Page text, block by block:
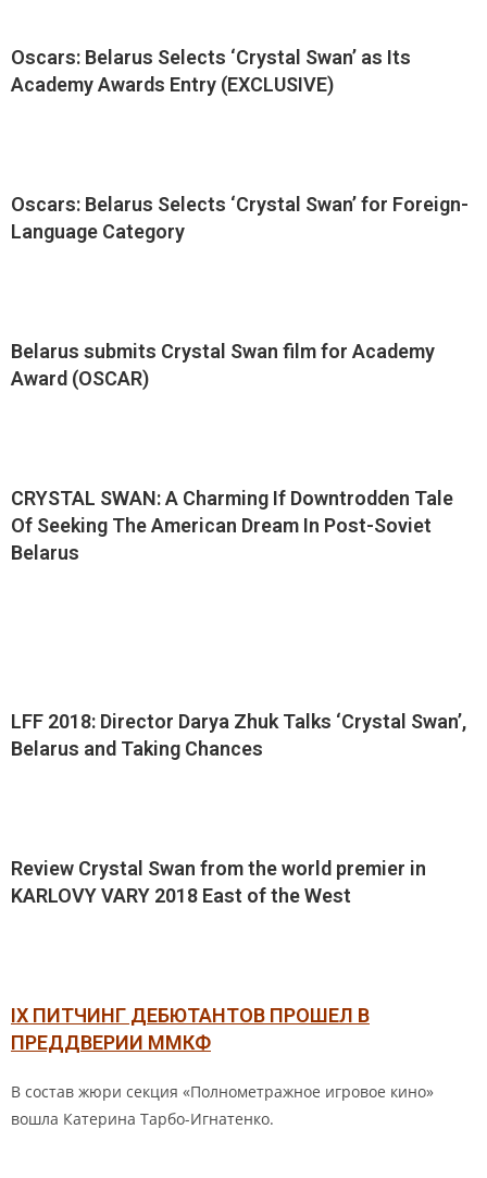
Oscars: Belarus Selects ‘Crystal Swan’ as Its
Academy Awards Entry (EXCLUSIVE)
Oscars: Belarus Selects ‘Crystal Swan’ for Foreign-
Language Category
Belarus submits Crystal Swan film for Academy
Award (OSCAR)
CRYSTAL SWAN: A Charming If Downtrodden Tale
Of Seeking The American Dream In Post-Soviet
Belarus
LFF 2018: Director Darya Zhuk Talks ‘Crystal Swan’,
Belarus and Taking Chances
Review Crystal Swan from the world premier in
KARLOVY VARY 2018 East of the West
IX ПИТЧИНГ ДЕБЮТАНТОВ ПРОШЕЛ В
ПРЕДДВЕРИИ ММКФ
В состав жюри секция «Полнометражное игровое кино»
вошла Катерина Тарбо-Игнатенко.